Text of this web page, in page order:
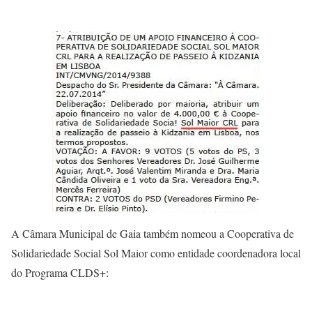
A Câmara Municipal de Gaia também nomeou a Cooperativa de
Solidariedade Social Sol Maior como entidade coordenadora local
do Programa CLDS+: